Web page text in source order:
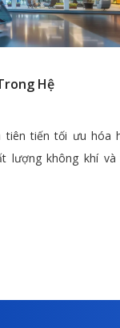
Hệ
tiên tiến tối ưu hóa
lượng không khí